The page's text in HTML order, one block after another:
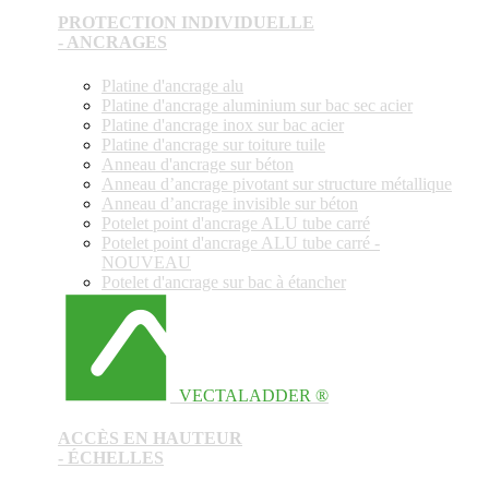
PROTECTION INDIVIDUELLE
- ANCRAGES
Platine d'ancrage alu
Platine d'ancrage aluminium sur bac sec acier
Platine d'ancrage inox sur bac acier
Platine d'ancrage sur toiture tuile
Anneau d'ancrage sur béton
Anneau d’ancrage pivotant sur structure métallique
Anneau d’ancrage invisible sur béton
Potelet point d'ancrage ALU tube carré
Potelet point d'ancrage ALU tube carré -
NOUVEAU
Potelet d'ancrage sur bac à étancher
VECTALADDER ®
ACCÈS EN HAUTEUR
- ÉCHELLES